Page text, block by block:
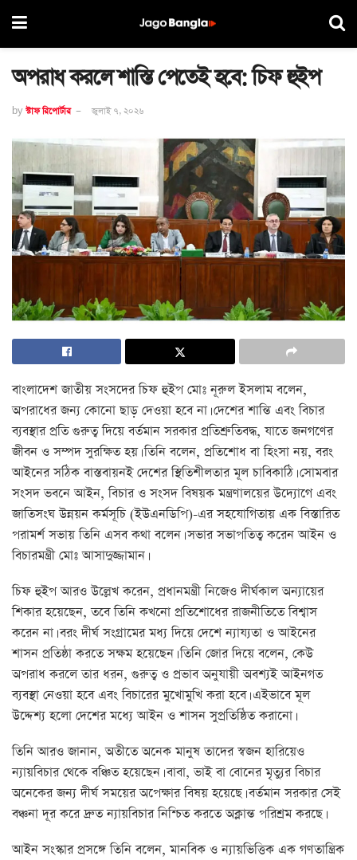
অপরাধ করলে শাস্তি পেতেই হবে: চিফ হুইপ
by স্টাফ রিপোর্টার জুলাই ৭, ২০২৬
বাংলাদেশ জাতীয় সংসদের চিফ হুইপ মোঃ নূরুল ইসলাম বলেন,
অপরাধের জন্য কোনো ছাড় দেওয়া হবে না। দেশের শান্তি এবং বিচার
ব্যবস্থার প্রতি গুরুত্ব দিয়ে বর্তমান সরকার প্রতিশ্রুতিবদ্ধ, যাতে জনগণের
জীবন ও সম্পদ সুরক্ষিত হয়। তিনি বলেন, প্রতিশোধ বা হিংসা নয়, বরং
আইনের সঠিক বাস্তবায়নই দেশের স্থিতিশীলতার মূল চাবিকাঠি। সোমবার
সংসদ ভবনে আইন, বিচার ও সংসদ বিষয়ক মন্ত্রণালয়ের উদ্যোগে এবং
জাতিসংঘ উন্নয়ন কর্মসূচি (ইউএনডিপি)-এর সহযোগিতায় এক বিস্তারিত
পরামর্শ সভায় তিনি এসব কথা বলেন। সভার সভাপতিত্ব করেন আইন ও
বিচারমন্ত্রী মোঃ আসাদুজ্জামান।
চিফ হুইপ আরও উল্লেখ করেন, প্রধানমন্ত্রী নিজেও দীর্ঘকাল অন্যায়ের
শিকার হয়েছেন, তবে তিনি কখনো প্রতিশোধের রাজনীতিতে বিশ্বাস
করেন না। বরং দীর্ঘ সংগ্রামের মধ্য দিয়ে দেশে ন্যায্যতা ও আইনের
শাসন প্রতিষ্ঠা করতে সক্ষম হয়েছেন। তিনি জোর দিয়ে বলেন, কেউ
অপরাধ করলে তার ধরন, গুরুত্ব ও প্রভাব অনুযায়ী অবশ্যই আইনগত
ব্যবস্থা নেওয়া হবে এবং বিচারের মুখোমুখি করা হবে। এইভাবে মূল
উদ্দেশ্য হলো দেশের মধ্যে আইন ও শাসন সুপ্রতিষ্ঠিত করানো।
তিনি আরও জানান, অতীতে অনেক মানুষ তাদের স্বজন হারিয়েও
ন্যায়বিচার থেকে বঞ্চিত হয়েছেন। বাবা, ভাই বা বোনের মৃত্যুর বিচার
অনেকের জন্য দীর্ঘ সময়ের অপেক্ষার বিষয় হয়েছে। বর্তমান সরকার সেই
বঞ্চনা দূর করে দ্রুত ন্যায়বিচার নিশ্চিত করতে অক্লান্ত পরিশ্রম করছে।
আইন সংস্কার প্রসঙ্গে তিনি বলেন, মানবিক ও ন্যায়ভিত্তিক এক গণতান্ত্রিক